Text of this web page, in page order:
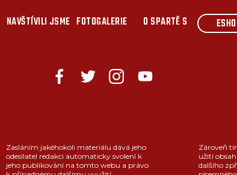
NAVŠTÍVILI JSME FOTOGALERIE O SPARTĚ S
Zasláním jakéhokoli materiálu dává jeho
odesílatel redakci automaticky svolení k
jeho publikování na tomto webu a právo
Zároveň
užití
dalšího